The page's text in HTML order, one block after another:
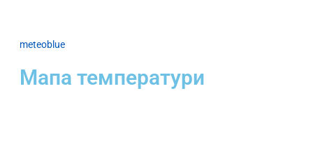
meteoblue
Мапа температури